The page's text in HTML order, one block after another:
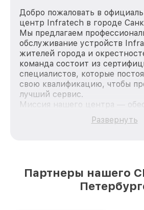
Добро пожаловать в
центр Infratech в городе
Мы предлагаем
обслуживание устройств
жителей города и
команда состоит из
специалистов, которые
свою квалификацию, чтобы
лучший сервис.
Миссия нашего центра —
качественный и доступный
каждого пользователя
лучшим сервисным центром
городе Санкт-Петербурге,
Развернуть
Партнеры нашего